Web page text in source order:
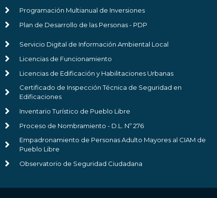
Programación Multianual de Inversiones
Plan de Desarrollo de las Personas - PDP
Servicio Digital de Información Ambiental Local
Licencias de Funcionamiento
Licencias de Edificación y Habilitaciones Urbanas
Certificado de Inspección Técnica de Seguridad en
Edificaciones
Inventario Turístico de Pueblo Libre
Proceso de Nombramiento - D.L. Nº 276
Empadronamiento de Personas Adulto Mayores al CIAM de
Pueblo Libre
Observatorio de Seguridad Ciudadana